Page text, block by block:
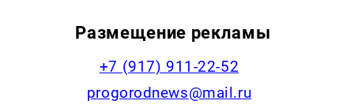
Размещение рекламы
+7 (917) 911-22-52
progorodnews@mail.ru